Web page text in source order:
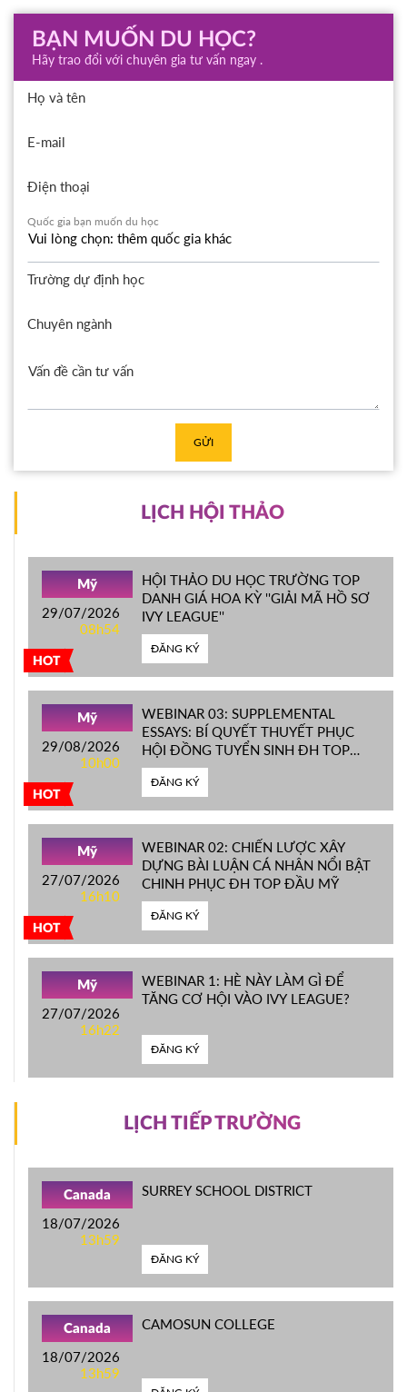
BẠN MUỐN DU HỌC?
Hãy trao đổi với chuyên gia tư vấn ngay .
Họ và tên
E-mail
Điện thoại
Quốc gia bạn muốn du học
Trường dự định học
Chuyên ngành
GỬI
LỊCH HỘI THẢO
HOT
Mỹ
29/07/2026
08h54
HỘI THẢO DU HỌC TRƯỜNG TOP
DANH GIÁ HOA KỲ ''GIẢI MÃ HỒ SƠ
IVY LEAGUE''
ĐĂNG KÝ
HOT
Mỹ
29/08/2026
10h00
WEBINAR 03: SUPPLEMENTAL
ESSAYS: BÍ QUYẾT THUYẾT PHỤC
HỘI ĐỒNG TUYỂN SINH ĐH TOP
ĐẦU MỸ
ĐĂNG KÝ
HOT
Mỹ
27/07/2026
16h10
WEBINAR 02: CHIẾN LƯỢC XÂY
DỰNG BÀI LUẬN CÁ NHÂN NỔI BẬT
CHINH PHỤC ĐH TOP ĐẦU MỸ
ĐĂNG KÝ
Mỹ
27/07/2026
16h22
WEBINAR 1: HÈ NÀY LÀM GÌ ĐỂ
TĂNG CƠ HỘI VÀO IVY LEAGUE?
ĐĂNG KÝ
LỊCH TIẾP TRƯỜNG
Canada
18/07/2026
13h59
SURREY SCHOOL DISTRICT
ĐĂNG KÝ
Canada
18/07/2026
13h59
CAMOSUN COLLEGE